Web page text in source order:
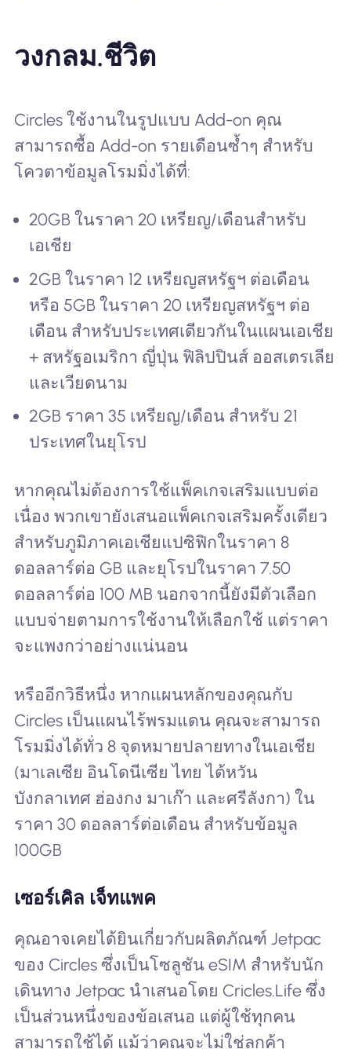
วงกลม.ชีวิต
Circles ใช้งานในรูปแบบ Add-on คุณ
สามารถซื้อ Add-on รายเดือนซ้ำๆ สำหรับ
โควตาข้อมูลโรมมิ่งได้ที่:
20GB ในราคา 20 เหรียญ/เดือนสำหรับ
เอเชีย
2GB ในราคา 12 เหรียญสหรัฐฯ ต่อเดือน
หรือ 5GB ในราคา 20 เหรียญสหรัฐฯ ต่อ
เดือน สำหรับประเทศเดียวกันในแผนเอเชีย
+ สหรัฐอเมริกา ญี่ปุ่น ฟิลิปปินส์ ออสเตรเลีย
และเวียดนาม
2GB ราคา 35 เหรียญ/เดือน สำหรับ 21
ประเทศในยุโรป
หากคุณไม่ต้องการใช้แพ็คเกจเสริมแบบต่อ
เนื่อง พวกเขายังเสนอแพ็คเกจเสริมครั้งเดียว
สำหรับภูมิภาคเอเชียแปซิฟิกในราคา 8
ดอลลาร์ต่อ GB และยุโรปในราคา 7.50
ดอลลาร์ต่อ 100 MB นอกจากนี้ยังมีตัวเลือก
แบบจ่ายตามการใช้งานให้เลือกใช้ แต่ราคา
จะแพงกว่าอย่างแน่นอน
หรืออีกวิธีหนึ่ง หากแผนหลักของคุณกับ
Circles เป็นแผนไร้พรมแดน คุณจะสามารถ
โรมมิ่งได้ทั่ว 8 จุดหมายปลายทางในเอเชีย
(มาเลเซีย อินโดนีเซีย ไทย ไต้หวัน
บังกลาเทศ ฮ่องกง มาเก๊า และศรีลังกา) ใน
ราคา 30 ดอลลาร์ต่อเดือน สำหรับข้อมูล
100GB
เซอร์เคิล เจ็ทแพค
คุณอาจเคยได้ยินเกี่ยวกับผลิตภัณฑ์ Jetpac
ของ Circles ซึ่งเป็นโซลูชัน eSIM สำหรับนัก
เดินทาง Jetpac นำเสนอโดย Cricles.Life ซึ่ง
เป็นส่วนหนึ่งของข้อเสนอ แต่ผู้ใช้ทุกคน
สามารถใช้ได้ แม้ว่าคุณจะไม่ใช่ลูกค้า